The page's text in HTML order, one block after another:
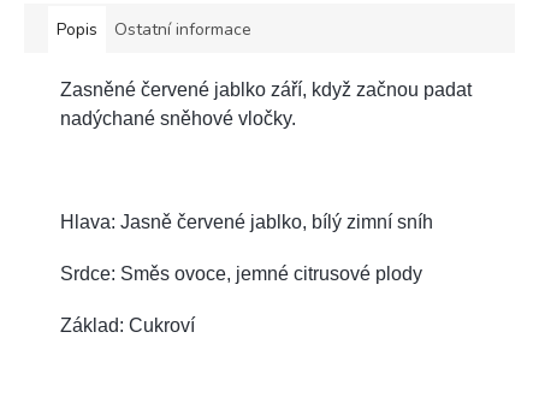
Popis Ostatní informace
Zasněné červené jablko září, když začnou padat
nadýchané sněhové vločky.
Hlava: Jasně červené jablko, bílý zimní sníh
Srdce: Směs ovoce, jemné citrusové plody
Základ: Cukroví